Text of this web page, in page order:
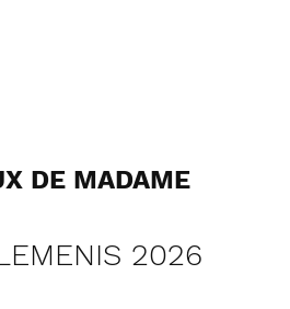
DE MADAME
2026